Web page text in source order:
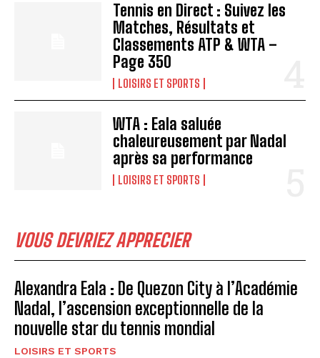
Tennis en Direct : Suivez les
Matches, Résultats et
Classements ATP & WTA –
Page 350
LOISIRS ET SPORTS
WTA : Eala saluée
chaleureusement par Nadal
après sa performance
LOISIRS ET SPORTS
VOUS DEVRIEZ APPRECIER
Alexandra Eala : De Quezon City à l’Académie
Nadal, l’ascension exceptionnelle de la
nouvelle star du tennis mondial
LOISIRS ET SPORTS